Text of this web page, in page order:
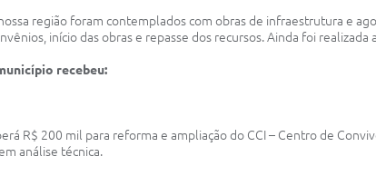
região foram contemplados com obras de infraestrutura e
início das obras e repasse dos recursos. Ainda foi realizada
recebeu:
R$ 200 mil para reforma e ampliação do CCI – Centro de
análise técnica.